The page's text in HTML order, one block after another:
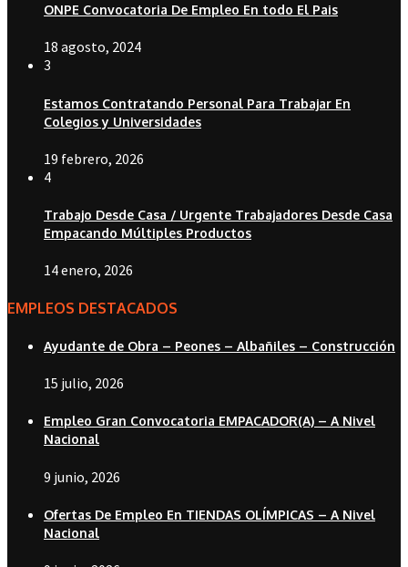
ONPE Convocatoria De Empleo En todo El Pais
18 agosto, 2024
3
Estamos Contratando Personal Para Trabajar En
Colegios y Universidades
19 febrero, 2026
4
Trabajo Desde Casa / Urgente Trabajadores Desde Casa
Empacando Múltiples Productos
14 enero, 2026
EMPLEOS DESTACADOS
Ayudante de Obra – Peones – Albañiles – Construcción
15 julio, 2026
Empleo Gran Convocatoria EMPACADOR(A) – A Nivel
Nacional
9 junio, 2026
Ofertas De Empleo En TIENDAS OLÍMPICAS – A Nivel
Nacional